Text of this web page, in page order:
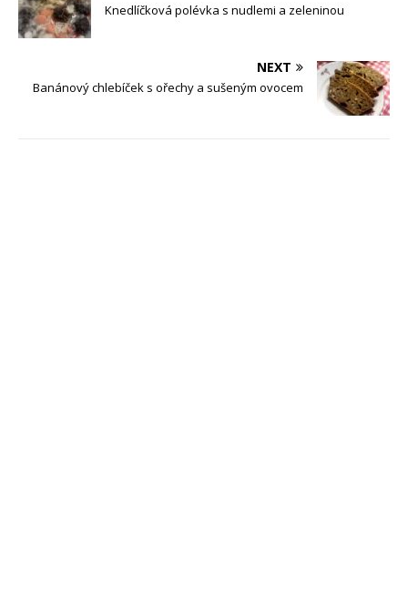
Knedlíčková polévka s nudlemi a zeleninou
NEXT
Banánový chlebíček s ořechy a sušeným ovocem